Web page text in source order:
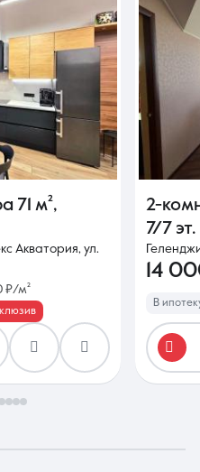
71 м²,
Акватория, ул.
₽/м²
2-
7/7 эт.
14
В